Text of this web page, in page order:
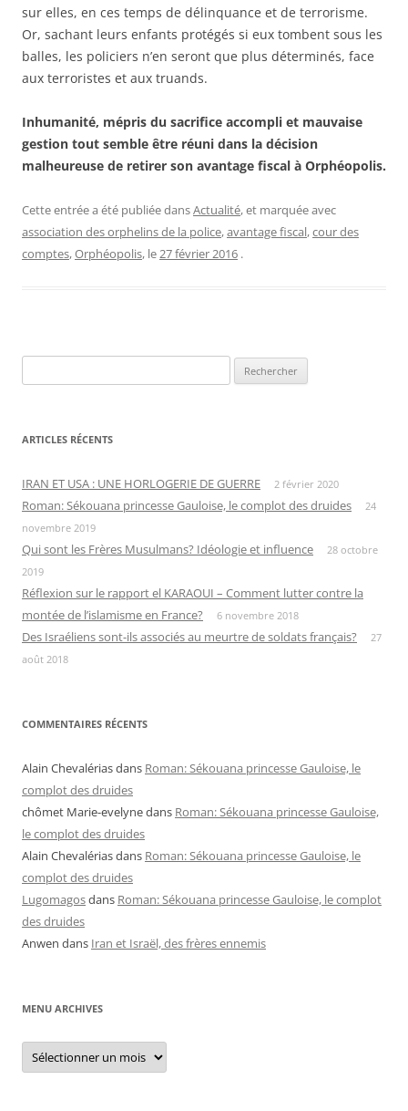
sur elles, en ces temps de délinquance et de terrorisme.
Or, sachant leurs enfants protégés si eux tombent sous les
balles, les policiers n’en seront que plus déterminés, face
aux terroristes et aux truands.
Inhumanité, mépris du sacrifice accompli et mauvaise
gestion tout semble être réuni dans la décision
malheureuse de retirer son avantage fiscal à Orphéopolis.
Cette entrée a été publiée dansActualité, et marquée avec
association des orphelins de la police,avantage fiscal,cour des
comptes,Orphéopolis, le27 février 2016 .
ARTICLES RÉCENTS
IRAN ET USA : UNE HORLOGERIE DE GUERRE 2 février 2020
Roman: Sékouana princesse Gauloise, le complot des druides
24
novembre 2019
Qui sont les Frères Musulmans? Idéologie et influence
28 octobre
2019
Réflexion sur le rapport el KARAOUI – Comment lutter contre la
montée de l’islamisme en France?
6 novembre 2018
Des Israéliens sont-ils associés au meurtre de soldats français?
27
août 2018
COMMENTAIRES RÉCENTS
Alain Chevalériasdans Roman: Sékouana princesse Gauloise, le
complot des druides
chômet Marie-evelynedans Roman: Sékouana princesse Gauloise,
le complot des druides
Alain Chevalériasdans Roman: Sékouana princesse Gauloise, le
complot des druides
Lugomagosdans Roman: Sékouana princesse Gauloise, le complot
des druides
Anwen dans Iran et Israël, des frères ennemis
MENU ARCHIVES
Menu
archives